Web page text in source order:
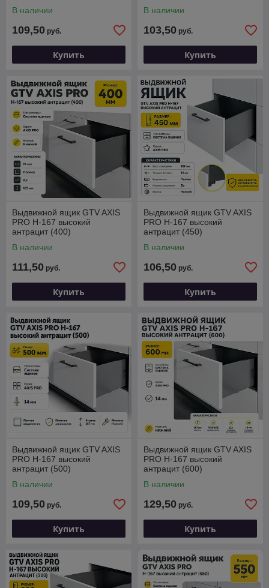
В наличии
109,50 руб.
Купить
В наличии
103,50 руб.
Купить
Выдвижной ящик GTV AXIS
PRO H-167 высокий
антрацит (400)
В наличии
111,50 руб.
Купить
Выдвижной ящик GTV AXIS
PRO H-167 высокий
антрацит (450)
В наличии
106,50 руб.
Купить
Выдвижной ящик GTV AXIS
PRO H-167 высокий
антрацит (500)
В наличии
109,50 руб.
Купить
Выдвижной ящик GTV AXIS
PRO H-167 высокий
антрацит (600)
В наличии
129,50 руб.
Купить